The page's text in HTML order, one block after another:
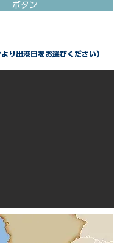
ボタン
り出港日をお選びください）